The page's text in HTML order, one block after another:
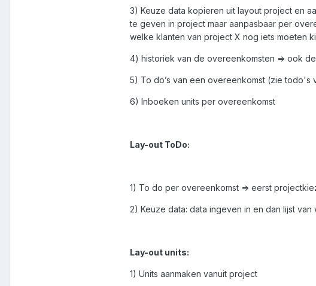
3) Keuze data kopieren uit layout project en
te geven in project maar aanpasbaar per
welke klanten van project X nog iets moeten
4) historiek van de overeenkomsten => ook
5) To do’s van een overeenkomst (zie todo's
6) Inboeken units per overeenkomst
Lay-out ToDo:
1) To do per overeenkomst => eerst
2) Keuze data: data ingeven in en dan lijst
Lay-out units:
1) Units aanmaken vanuit project